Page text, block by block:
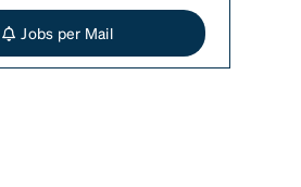
Jobs per Mail